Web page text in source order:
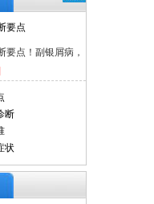
要点
要点！副银屑病，
断
状